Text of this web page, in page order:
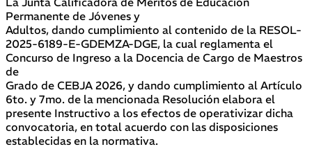
Permanente de Jóvenes y
Adultos, dando cumplimiento al contenido de la RESOL-
2025-6189-E-GDEMZA-DGE, la cual reglamenta el
Concurso de Ingreso a la Docencia de Cargo de Maestros
de
Grado de CEBJA 2026, y dando cumplimiento al Artículo
6to. y 7mo. de la mencionada Resolución elabora el
presente Instructivo a los efectos de operativizar dicha
convocatoria, en total acuerdo con las disposiciones
establecidas en la normativa.